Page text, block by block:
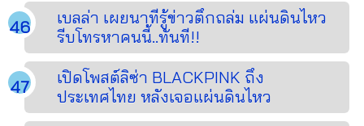
เบลล่า เผยนาทีรู้ข่าวตึกถล่ม แผ่นดินไหว
รีบโทรหาคนนี้..ทันที!!
เปิดโพสต์ลิซ่า BLACKPINK ถึง
ประเทศไทย หลังเจอแผ่นดินไหว